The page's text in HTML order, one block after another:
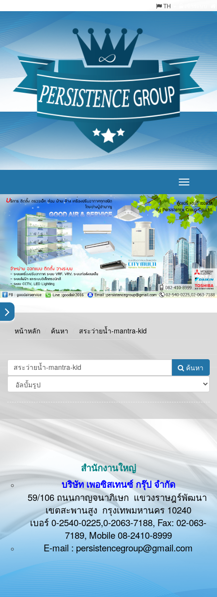
TH
Toggle
หน้าหลัก ค้นหา สระว่ายน้ำ-mantra-kid
ค้นหา
สำนักงานใหญ่
บริษัท เพอซิสเทนซ์ กรุ๊ป จำกัด
59/106 ถนนกาญจนาภิเษก แขวงราษฎร์พัฒนา
เขตสะพานสูง กรุงเทพมหานคร 10240
เบอร์ 0-2540-0225,0-2063-7188, Fax: 02-063-
7189, Mobile08-2410-8999
E-mail : persistencegroup@gmail.com